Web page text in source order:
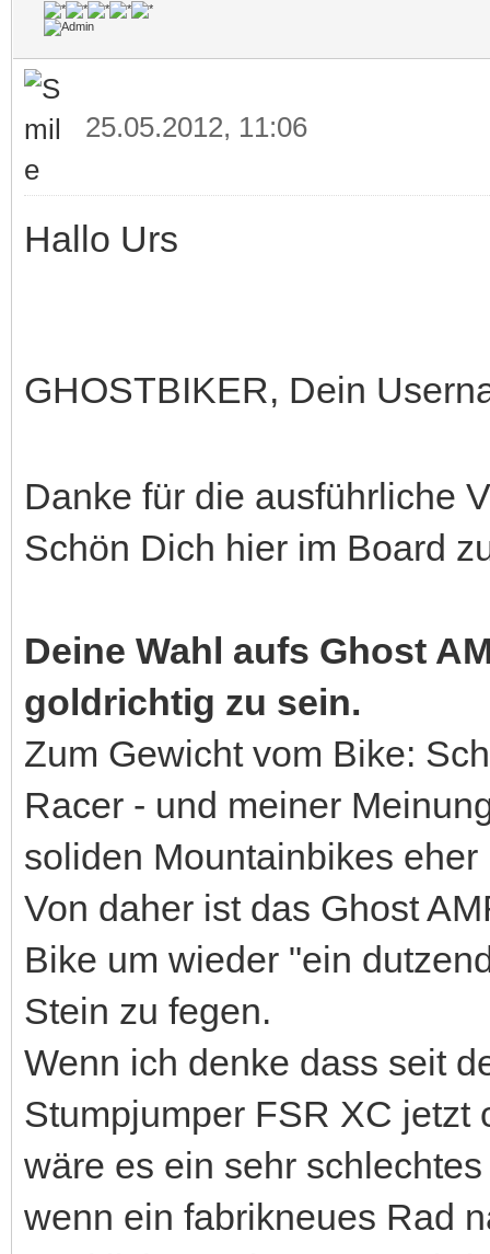
25.05.2012, 11:06
Hallo Urs
GHOSTBIKER, Dein
Danke für die ausführliche
Schön Dich hier im Board
Deine Wahl aufs Ghost
goldrichtig zu sein.
Zum Gewicht vom Bike:
Racer - und meiner
soliden Mountainbikes
Von daher ist das Ghost
Bike um wieder "ein
Stein zu fegen.
Wenn ich denke dass seit
Stumpjumper FSR XC jetzt
wäre es ein sehr
wenn ein fabrikneues Rad